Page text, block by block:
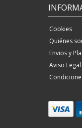
Cookies
Quiénes
Envios y
Aviso